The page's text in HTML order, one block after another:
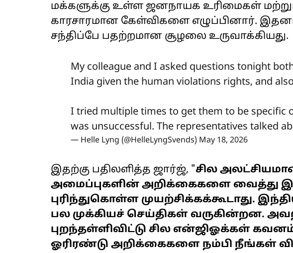
மக்களுக்கு உள்ள ஜனநாயக உரிமைகள் மற்றும்
காரசாரமான கேள்விகளை எழுப்பினார்.
சந்திப்பே பதற்றமான சூழலை உருவாக்கியது.
My colleague and I asked questions tonight
India given the human violations rights, and
I tried multiple times to get them to be specific
was unsuccessful. The representatives talked
— Helle Lyng (@HelleLyngSvends) May 18, 2026
இதற்கு பதிலளித்த ஜார்ஜ், "சில
அமைப்புகளின் அறிக்கைகளை வைத்து
புரிந்துகொள்ள முயற்சிக்கக்கூடாது.
பல முக்கியச் செய்திகள் வருகின்றன.
புறந்தள்ளிவிட்டு சில என்ஜிஓக்கள்
ஓரிரண்டு அறிக்கைகளை நம்பி நீங்கள்